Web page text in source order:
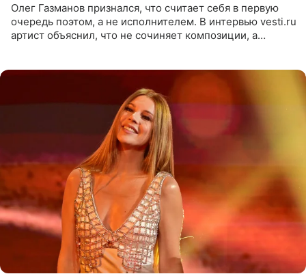
Олег Газманов признался, что считает себя в первую
очередь поэтом, а не исполнителем. В интервью vesti.ru
артист объяснил, что не сочиняет композиции, а